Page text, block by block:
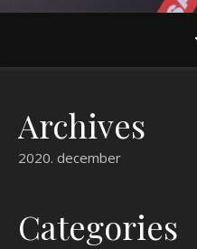
Archives
2020. december
Categories